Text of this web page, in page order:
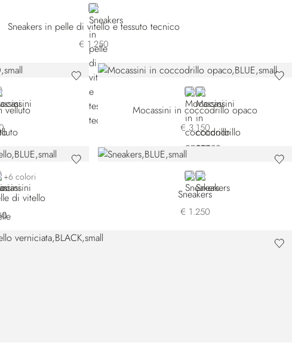
BROWN
Sneakers in pelle di vitello e tessuto tecnico
€ 1.250
velluto
BLUEBLACK
Mocassini in coccodrillo opaco
€ 3.150
B039B077
+6 colori
di vitello
BLUEBROWN
Sneakers
€ 1.250